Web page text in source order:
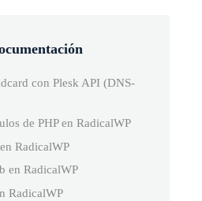
con Plesk API (DNS-
de PHP en RadicalWP
RadicalWP
en RadicalWP
RadicalWP